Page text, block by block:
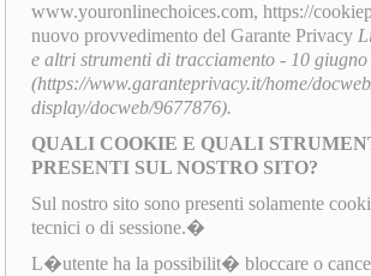
www.youronlinechoices.com, https://
nuovo provvedimento del Garante Privacy
e altri strumenti di tracciamento - 10 giugno
(https://www.garanteprivacy.it/home/
display/docweb/9677876).
QUALI COOKIE E QUALI
PRESENTI SUL NOSTRO SITO?
Sul nostro sito sono presenti solamente
tecnici o di sessione.�
L�utente ha la possibilit� bloccare o